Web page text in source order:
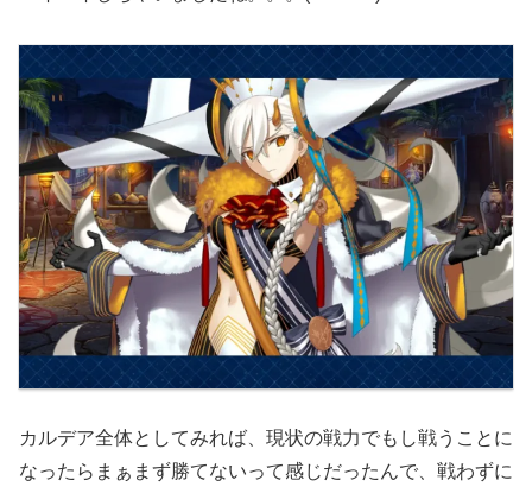
カルデア全体としてみれば、現状の戦力でもし戦うことに
なったらまぁまず勝てないって感じだったんで、戦わずに